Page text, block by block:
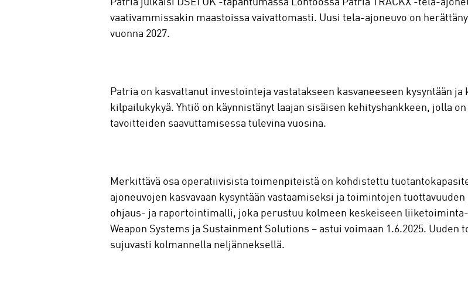
Patria julkaisi DSEI UK -tapahtumassa Lontoossa Patria TRACKX -tela-
vaativammissakin maastoissa vaivattomasti. Uusi tela-ajoneuvo on
vuonna 2027.
Patria on kasvattanut investointeja vastatakseen kasvaneeseen kysyntään
kilpailukykyä. Yhtiö on käynnistänyt laajan sisäisen kehityshankkeen, jolla
tavoitteiden saavuttamisessa tulevina vuosina.
Merkittävä osa operatiivisista toimenpiteistä on kohdistettu
ajoneuvojen kasvavaan kysyntään vastaamiseksi ja toimintojen
ohjaus- ja raportointimalli, joka perustuu kolmeen keskeiseen
Weapon Systems ja Sustainment Solutions – astui voimaan 1.6.2025.
sujuvasti kolmannella neljänneksellä.